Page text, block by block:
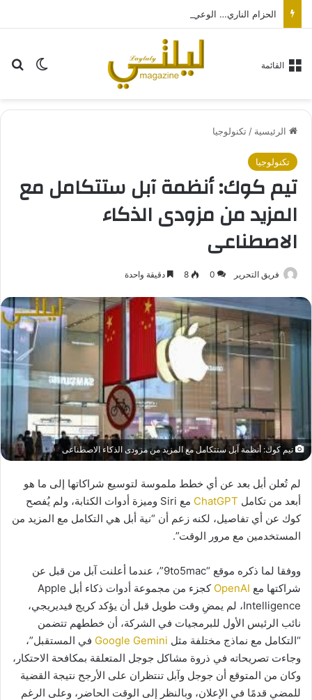
الوضع القائمة
الرئيسية /تكنولوجيا
تكنولوجيا
تيم كوك: أنظمة آبل ستتكامل مع
المزيد من مزودى الذكاء
الاصطناعى
فريق التحرير 0
8 دقيقة واحدة
تيم كوك: أنظمة آبل ستتكامل مع المزيد من مزودى الذكاء الاصطناعى
لم تُعلن أبل بعد عن أي خطط ملموسة لتوسيع شراكاتها إلى ما هو
أبعد من تكامل
مع Siri وميزة أدوات الكتابة، ولم يُفصح
كوك عن أي تفاصيل، لكنه زعم أن “نية أبل هي التكامل مع المزيد من
المستخدمين مع مرور الوقت”.
ووفقا لما ذكره موقع “9to5mac”، عندما أعلنت آبل من قبل عن
شراكتها مع
كجزء من مجموعة أدوات ذكاء أبل Apple
Intelligence، لم يمضِ وقت طويل قبل أن يؤكد كريج فيديريجي،
نائب الرئيس الأول للبرمجيات في الشركة، أن خططهم تتضمن
“التكامل مع نماذج مختلفة مثل
في المستقبل”،
وجاءت تصريحاته في ذروة مشاكل جوجل المتعلقة بمكافحة الاحتكار،
وكان من المتوقع أن جوجل وآبل تنتظران على الأرجح نتيجة القضية
للمضي قدمًا في الإعلان، وبالنظر إلى الوقت الحاضر، وعلى الرغم